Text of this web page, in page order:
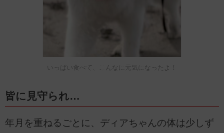
いっぱい食べて、こんなに元気になったよ！
皆に見守られ…
年月を重ねるごとに、ディアちゃんの体は少しず